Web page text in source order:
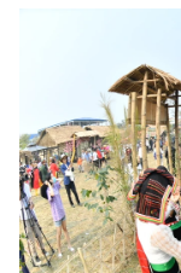
Media Du lịch
Media Thế giới
Media Thể thao
Media Giáo dục